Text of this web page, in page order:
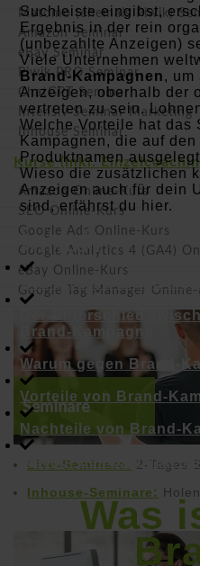
Matomo (ehemals Piwik)
Amazon Seminar
eBay Seminar
Piwik PRO Seminar
ChatGPT Seminar
Intensiv Seminar Marketing
Inhouse Seminar
Kurse (inkl.
Amazon Online-Kurs
SEO Online-Kurs
Google Ads Online-Kurs
Google Analytics 4 (GA4)
eBay Online-Kurs
Google Tag Manager Online-
Live-Seminare:
2-Tages
Inhouse-Seminare:
Suchleiste eingibst,
Ergebnis in der rein
(unbezahlte Anzeigen)
Viele Unternehmen
Brand-Kampagnen, um
Anzeigen, oberhalb der
vertreten zu sein.
Welche Vorteile hat das
Kampagnen, die auf
Produktnamen
Wieso die zusätzlichen
Anzeigen auch für dein
sind, erfährst du hier.
Inhalt
Was ist eine Brand-
Der Unterschied
Brand-Kampagne
Warum gegen Brand-
Vorteile von Brand-
Nachteile von Brand-
Worauf bei der
Was